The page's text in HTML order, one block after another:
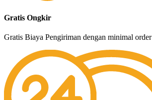
Gratis Ongkir
Gratis Biaya Pengiriman dengan minimal order